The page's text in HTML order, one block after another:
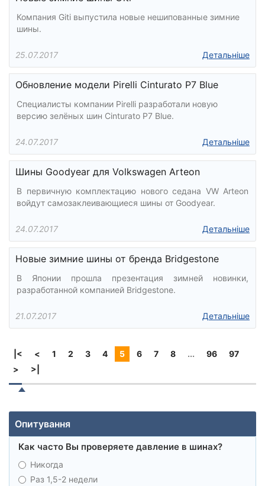
Компания Giti выпустила новые нешипованные зимние
шины.
25.07.2017 Детальніше
Обновление модели Pirelli Cinturato P7 Blue
Специалисты компании Pirelli разработали новую
версию зелёных шин Cinturato P7 Blue.
24.07.2017 Детальніше
Шины Goodyear для Volkswagen Arteon
В первичную комплектацию нового седана VW Arteon
войдут самозаклеивающиеся шины от Goodyear.
24.07.2017 Детальніше
Новые зимние шины от бренда Bridgestone
В Японии прошла презентация зимней новинки,
разработанной компанией Bridgestone.
21.07.2017 Детальніше
|< < 1 2 3 4 5 6 7 8 ... 96
97
>
>|
Опитування
Как часто Вы проверяете давление в шинах?
Никогда
Раз 1,5-2 недели